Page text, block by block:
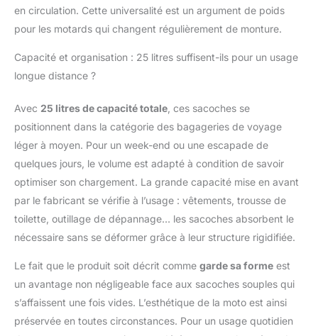
de moto présentent un
design de rivet à la
mode qui dégage des
vibrations rétro,
ajoutant une touche de
d'accès】Avec une
capacité de 25 litres,
les sacoches de moto
parfaites pour ranger
les essentiels
quotidiens comme les
vêtements, les gants, le
téléphone, la lampe de
poche, la bouteille
d'eau, le portefeuille et
plus encore. Les sacs
sont dotés de boucles
à dégagement rapide
pour faciliter l'accès et
en circulation. Cette universalité est un argument de poids
pour les motards qui changent régulièrement de monture.
Capacité et organisation : 25 litres suffisent-ils pour un usage
longue distance ?
Avec 25 litres de capacité totale , ces sacoches se
positionnent dans la catégorie des bagageries de voyage
léger à moyen. Pour un week-end ou une escapade de
quelques jours, le volume est adapté à condition de savoir
optimiser son chargement. La grande capacité mise en avant
par le fabricant se vérifie à l’usage : vêtements, trousse de
toilette, outillage de dépannage… les sacoches absorbent le
nécessaire sans se déformer grâce à leur structure rigidifiée.
Le fait que le produit soit décrit comme garde sa forme est
un avantage non négligeable face aux sacoches souples qui
s’affaissent une fois vides. L’esthétique de la moto est ainsi
préservée en toutes circonstances. Pour un usage quotidien